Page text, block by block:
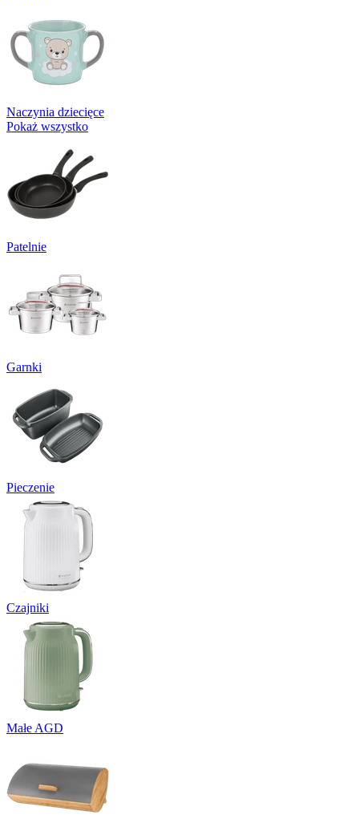
Naczynia dziecięce
Pokaż wszystko
Patelnie
Garnki
Pieczenie
Czajniki
Małe AGD